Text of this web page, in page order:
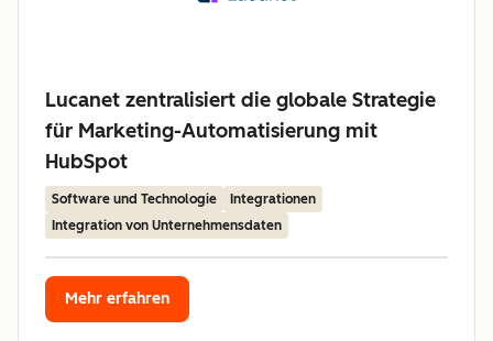
Lucanet zentralisiert die globale Strategie
für Marketing-Automatisierung mit
HubSpot
Software und Technologie
Integrationen
Integration von Unternehmensdaten
Mehr erfahren